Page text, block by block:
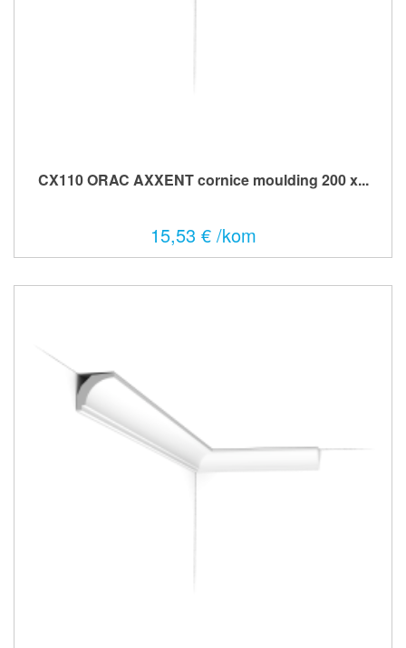
CX110 ORAC AXXENT cornice moulding 200 x...
15,53 € /kom